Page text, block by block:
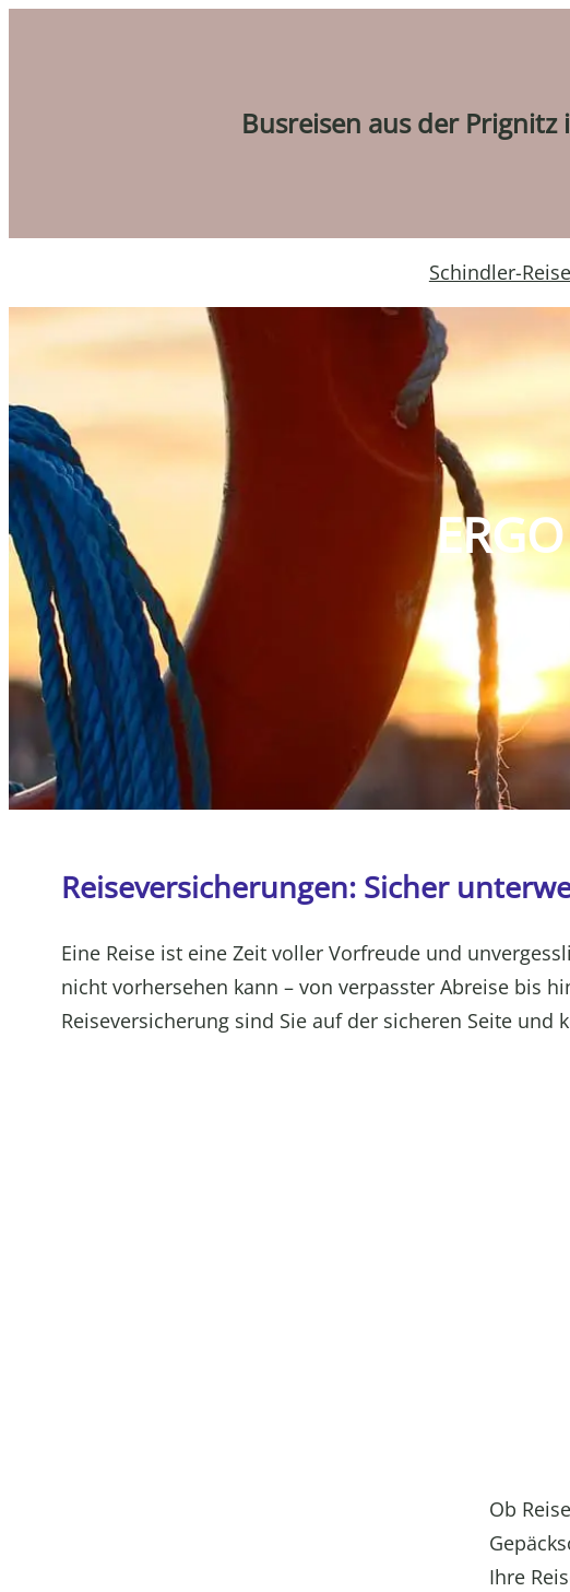
Busreisen aus der Prignitz
Schindler-
Reiseversicherungen: Sicher
Eine Reise ist eine Zeit voller Vorfreude und
nicht vorhersehen kann – von verpasster Abreise bis
Reiseversicherung sind Sie auf der sicheren Seite
Ob
Ihre